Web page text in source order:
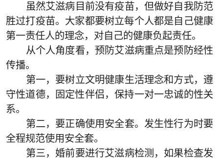
虽然艾滋病目前没有疫苗，但做好自我防范
胜过打疫苗。大家都要树立每个人都是自己健康
第一责任人的理念，对自己的健康负起责任。
从个人角度看，预防艾滋病重点是预防经性
传播。
第一，要树立文明健康生活理念和方式，遵
守性道德，固定性伴侣，保持一对一忠诚的性关
系。
第二，要正确使用安全套。发生性行为时要
全程规范使用安全套。
第三，婚前要进行艾滋病检测，如果检查发